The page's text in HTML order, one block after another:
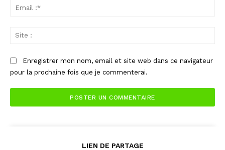
Enregistrer mon nom, email et site web dans ce navigateur
pour la prochaine fois que je commenterai.
LIEN DE PARTAGE